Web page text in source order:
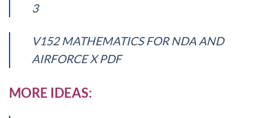
3
V152 MATHEMATICS FOR NDA AND
AIRFORCE X PDF
MORE IDEAS: